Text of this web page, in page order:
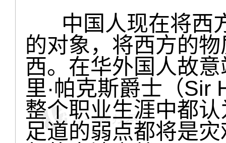
中国人现在将西
的对象，将西方的
西。在华外国人故
里·帕克斯爵士（Sir
整个职业生涯中都
足道的弱点都将是